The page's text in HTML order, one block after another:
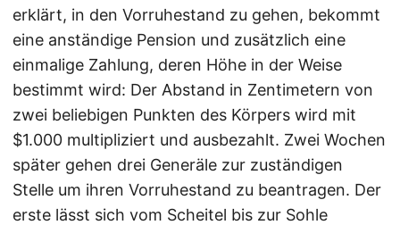
erklärt, in den Vorruhestand zu gehen, bekommt
eine anständige Pension und zusätzlich eine
einmalige Zahlung, deren Höhe in der Weise
bestimmt wird: Der Abstand in Zentimetern von
zwei beliebigen Punkten des Körpers wird mit
$1.000 multipliziert und ausbezahlt. Zwei Wochen
später gehen drei Generäle zur zuständigen
Stelle um ihren Vorruhestand zu beantragen. Der
erste lässt sich vom Scheitel bis zur Sohle